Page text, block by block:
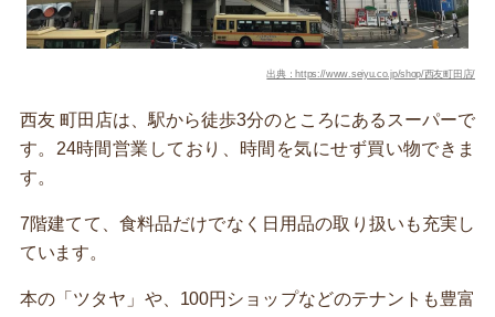
出典：https://www.seiyu.co.jp/shop/西友町田店/
西友 町田店は、駅から徒歩3分のところにあるスーパーで
す。24時間営業しており、時間を気にせず買い物できま
す。
7階建てて、食料品だけでなく日用品の取り扱いも充実し
ています。
本の「ツタヤ」や、100円ショップなどのテナントも豊富